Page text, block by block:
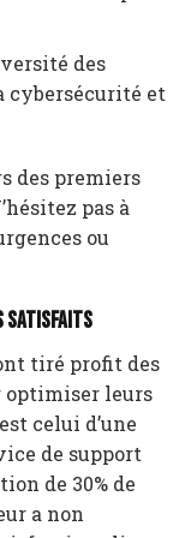
des
cybersécurité et
des premiers
pas à
ou
satisfaits
tiré profit des
optimiser leurs
celui d’une
de support
de 30% de
a non